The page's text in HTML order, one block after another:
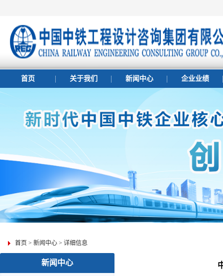
首页 关于我们 新闻中心 企业业绩
首页 > 新闻中心 > 详细信息
新闻中心